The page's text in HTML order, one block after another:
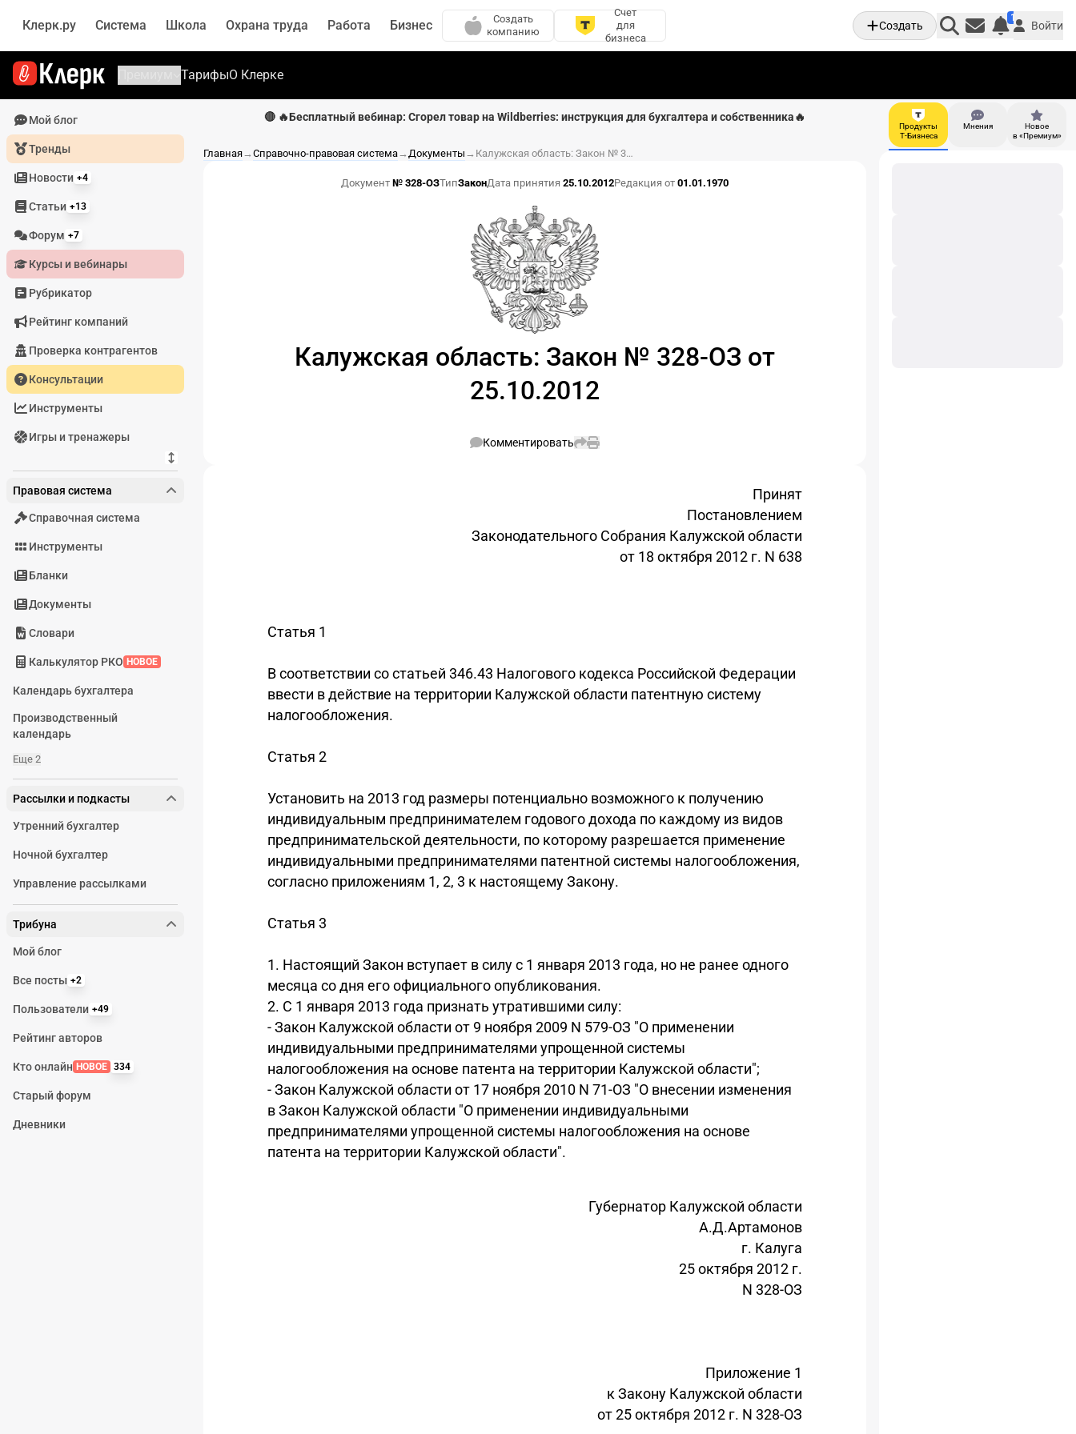
Клерк.ру Система Школа Охрана труда Работа Бизнес
Создать
компанию
Счет
для
бизнеса
Создать
1
Личные
Войти
ТарифыО Клерке
Мой блог
Тренды
Новости +4
Статьи +13
Форум +7
Курсы и вебинары
Рубрикатор
Рейтинг компаний
Проверка контрагентов
Консультации
Инструменты
Игры и тренажеры
Правовая система
Справочная система
Инструменты
Бланки
Документы
Словари
Калькулятор РКО НОВОЕ
Календарь бухгалтера
Производственный
календарь
Еще 2
Рассылки и подкасты
Утренний бухгалтер
Ночной бухгалтер
Управление рассылками
Трибуна
Мой блог
Все посты +2
Пользователи +49
Рейтинг авторов
Кто онлайн НОВОЕ 334
Старый форум
Дневники
🔴 🔥Бесплатный вебинар: Сгорел товар на Wildberries: инструкция для бухгалтера и собственника🔥
Главная→ Справочно-правовая система→ Документы → Калужская область: Закон № 328-ОЗ от 25.10.2012
Документ № 328-ОЗТипЗаконДата принятия 25.10.2012Редакция от 01.01.1970
Калужская область: Закон № 328-ОЗ от
25.10.2012
Комментировать
Принят
Постановлением
Законодательного Собрания Калужской области
от 18 октября 2012 г. N 638
Статья 1
В соответствии со статьей 346.43 Налогового кодекса Российской Федерации
ввести в действие на территории Калужской области патентную систему
налогообложения.
Статья 2
Установить на 2013 год размеры потенциально возможного к получению
индивидуальным предпринимателем годового дохода по каждому из видов
предпринимательской деятельности, по которому разрешается применение
индивидуальными предпринимателями патентной системы налогообложения,
согласно приложениям 1, 2, 3 к настоящему Закону.
Статья 3
1. Настоящий Закон вступает в силу с 1 января 2013 года, но не ранее одного
месяца со дня его официального опубликования.
2. С 1 января 2013 года признать утратившими силу:
- Закон Калужской области от 9 ноября 2009 N 579-ОЗ "О применении
индивидуальными предпринимателями упрощенной системы
налогообложения на основе патента на территории Калужской области";
- Закон Калужской области от 17 ноября 2010 N 71-ОЗ "О внесении изменения
в Закон Калужской области "О применении индивидуальными
предпринимателями упрощенной системы налогообложения на основе
патента на территории Калужской области".
Губернатор Калужской области
А.Д.Артамонов
г. Калуга
25 октября 2012 г.
N 328-ОЗ
Приложение 1
к Закону Калужской области
от 25 октября 2012 г. N 328-ОЗ
Продукты
Т-Бизнеса
Мнения
Новое
в «Премиум»